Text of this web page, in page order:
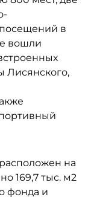
в
вошли
Лисянского,
расположен на
169,7 тыс. м2
фонда и